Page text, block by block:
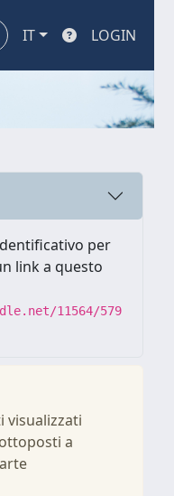
IT LOGIN
per
link a questo
11564/579
visualizzati
a